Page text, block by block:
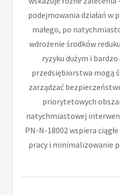
podejmowania działań w
małego, po
wdrożenie środków
ryzyku dużym i
przedsiębiorstwa mogą
zarządzać
priorytetowych
natychmiastowej
PN-N-18002 wspiera
pracy i minimalizowanie